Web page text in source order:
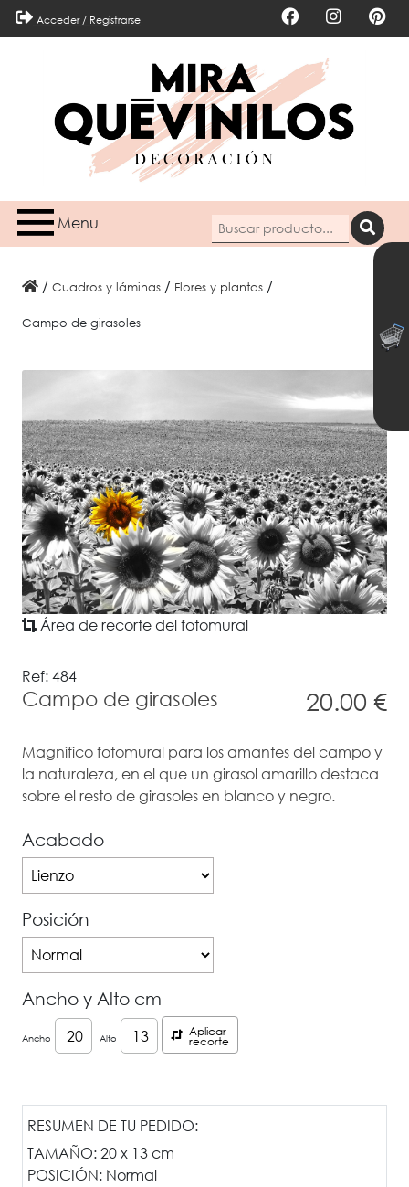
Acceder / Registrarse
Menu
/ Cuadros y láminas / flores y plantas /
Campo de girasoles
Área de recorte del fotomural
Ref: 484
campo de girasoles 20.00 €
Magnífico fotomural para los amantes del campo y
la naturaleza, en el que un girasol amarillo destaca
sobre el resto de girasoles en blanco y negro.
Acabado
Posición
Ancho y Alto cm
Ancho Alto Aplicar
recorte
RESUMEN DE TU PEDIDO:
TAMAÑO: 20 x 13 cm
POSICIÓN: Normal